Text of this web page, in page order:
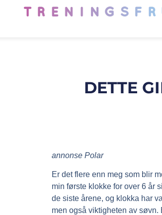
DETTE
annonse Polar
Er det flere enn meg som blir
min første klokke for over 6 år
de siste årene, og klokka har
men også viktigheten av